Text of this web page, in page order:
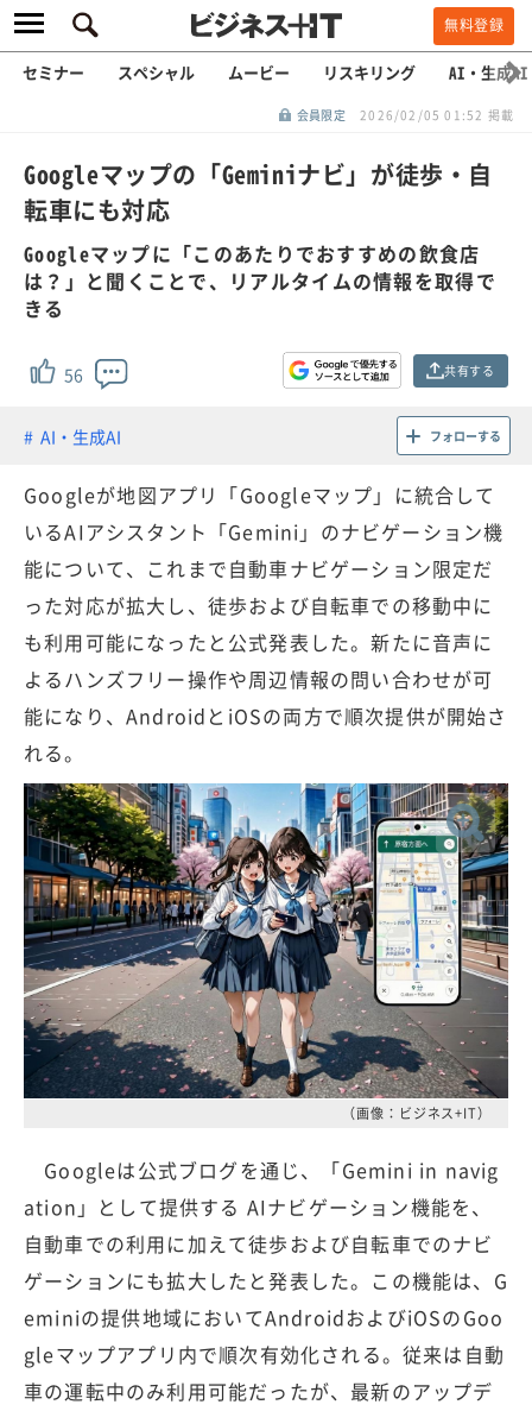
無料登録
セミナー スペシャル ムービー リスキリング AI・生成AI
会員限定 2026/02/05 01:52 掲載
Googleマップの「Geminiナビ」が徒歩・自
転車にも対応
Googleマップに「このあたりでおすすめの飲食店
は？」と聞くことで、リアルタイムの情報を取得で
きる
56 共有する
AI・生成AI フォローする
Googleが地図アプリ「Googleマップ」に統合して
いるAIアシスタント「Gemini」のナビゲーション機
能について、これまで自動車ナビゲーション限定だ
った対応が拡大し、徒歩および自転車での移動中に
も利用可能になったと公式発表した。新たに音声に
よるハンズフリー操作や周辺情報の問い合わせが可
能になり、AndroidとiOSの両方で順次提供が開始さ
れる。
（画像：ビジネス+IT）
Googleは公式ブログを通じ、「Gemini in navig
ation」として提供する AIナビゲーション機能を、
自動車での利用に加えて徒歩および自転車でのナビ
ゲーションにも拡大したと発表した。この機能は、G
eminiの提供地域においてAndroidおよびiOSのGoo
gleマップアプリ内で順次有効化される。従来は自動
車の運転中のみ利用可能だったが、最新のアップデ